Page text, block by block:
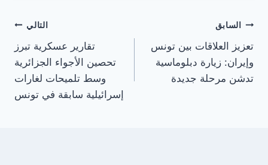
تصفّح
المقالات
السابق
تعزيز العلاقات بين تونس
وإيران: زيارة دبلوماسية
تدشن مرحلة جديدة
التالي
تقارير عسكرية تبرز
تحصين الأجواء الجزائرية
وسط تلميحات لغارات
إسرائيلية سابقة في تونس